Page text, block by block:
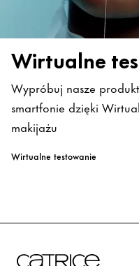
Wirtualne
Wypróbuj nasze
smartfonie dzięki
makijażu
Wirtualne testowanie